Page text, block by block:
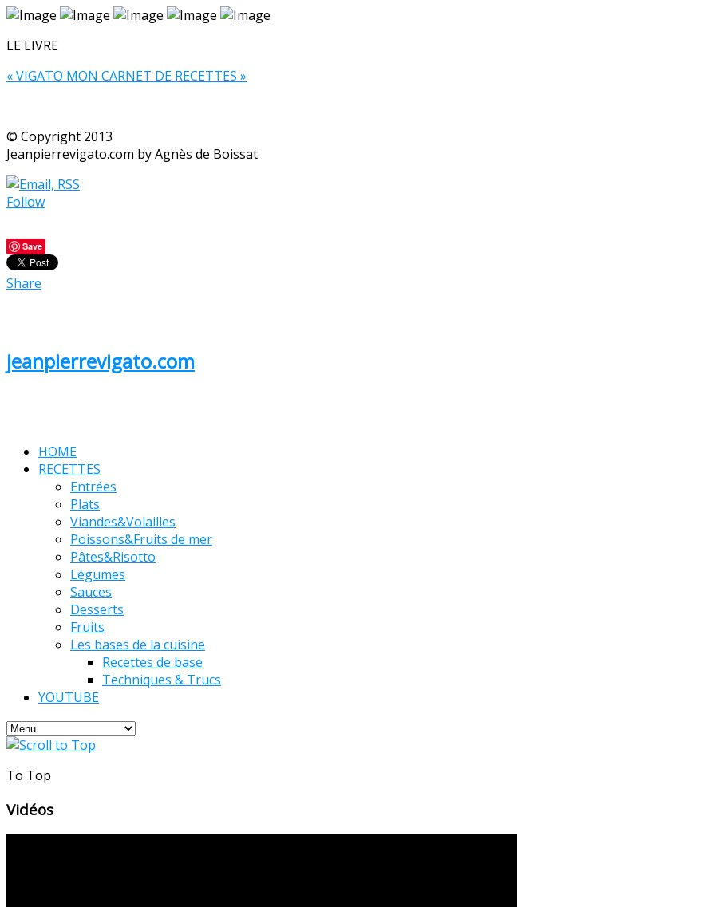
LE LIVRE
« VIGATO MON CARNET DE RECETTES »
© Copyright 2013
Jeanpierrevigato.com by Agnès de Boissat
Follow
Save
Share
jeanpierrevigato.com
HOME
RECETTES
Entrées
Plats
Viandes&Volailles
Poissons&Fruits de mer
Pâtes&Risotto
Légumes
Sauces
Desserts
Fruits
Les bases de la cuisine
Recettes de base
Techniques & Trucs
YOUTUBE
To Top
Vidéos